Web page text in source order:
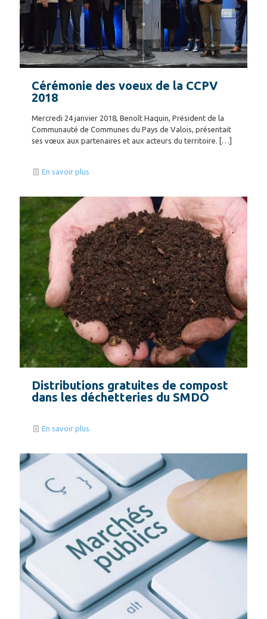
Cérémonie des voeux de la CCPV
2018
Mercredi 24 janvier 2018, Benoît Haquin, Président de la
Communauté de Communes du Pays de Valois, présentait
ses vœux aux partenaires et aux acteurs du territoire. […]
En savoir plus
Distributions gratuites de compost
dans les déchetteries du SMDO
En savoir plus